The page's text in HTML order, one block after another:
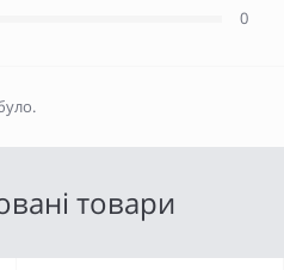
0
товари